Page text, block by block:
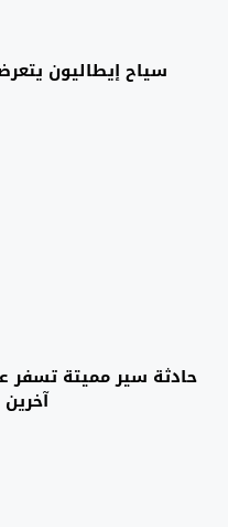
سياح إيطاليون
حادثة سير مميتة تسفر